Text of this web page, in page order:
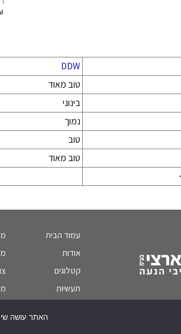
DDW
טוב מאוד
בינוני
נמוך
טוב
טוב מאוד
עמוד הבית
אודות
קטלוגים
תעשיות
האתר עושה